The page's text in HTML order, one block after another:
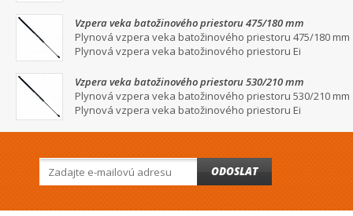
Vzpera veka batožinového priestoru 475/180 mm
Plynová vzpera veka batožinového priestoru 475/180 mm
Plynová vzpera veka batožinového priestoru Ei
Vzpera veka batožinového priestoru 530/210 mm
Plynová vzpera veka batožinového priestoru 530/210 mm
Plynová vzpera veka batožinového priestoru Ei
ODOSLAT